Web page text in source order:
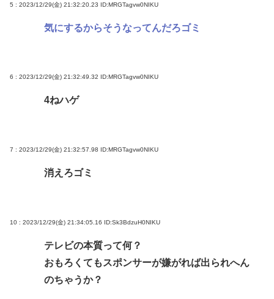
5 : 2023/12/29(金) 21:32:20.23 ID:MRGTagvw0NIKU
気にするからそうなってんだろゴミ
6 : 2023/12/29(金) 21:32:49.32 ID:MRGTagvw0NIKU
4ねハゲ
7 : 2023/12/29(金) 21:32:57.98 ID:MRGTagvw0NIKU
消えろゴミ
10 : 2023/12/29(金) 21:34:05.16 ID:Sk3BdzuH0NIKU
テレビの本質って何？
おもろくてもスポンサーが嫌がれば出られへん
のちゃうか？